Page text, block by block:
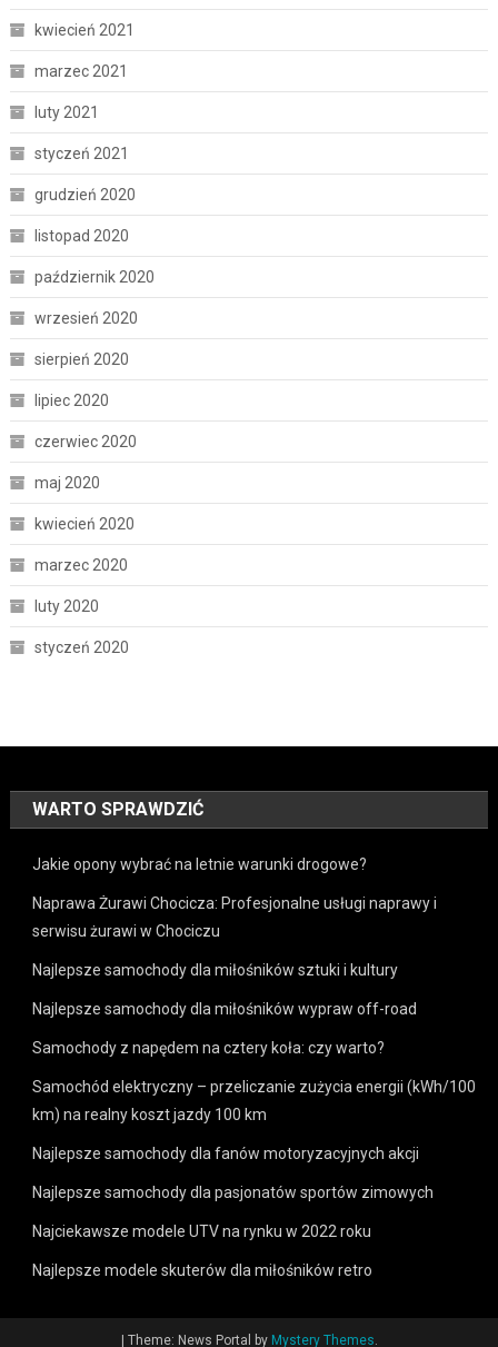
kwiecień 2021
marzec 2021
luty 2021
styczeń 2021
grudzień 2020
listopad 2020
październik 2020
wrzesień 2020
sierpień 2020
lipiec 2020
czerwiec 2020
maj 2020
kwiecień 2020
marzec 2020
luty 2020
styczeń 2020
WARTO SPRAWDZIĆ
Jakie opony wybrać na letnie warunki drogowe?
Naprawa Żurawi Chocicza: Profesjonalne usługi naprawy i
serwisu żurawi w Chociczu
Najlepsze samochody dla miłośników sztuki i kultury
Najlepsze samochody dla miłośników wypraw off-road
Samochody z napędem na cztery koła: czy warto?
Samochód elektryczny – przeliczanie zużycia energii (kWh/100
km) na realny koszt jazdy 100 km
Najlepsze samochody dla fanów motoryzacyjnych akcji
Najlepsze samochody dla pasjonatów sportów zimowych
Najciekawsze modele UTV na rynku w 2022 roku
Najlepsze modele skuterów dla miłośników retro
Theme: News Portal by Mystery Themes.